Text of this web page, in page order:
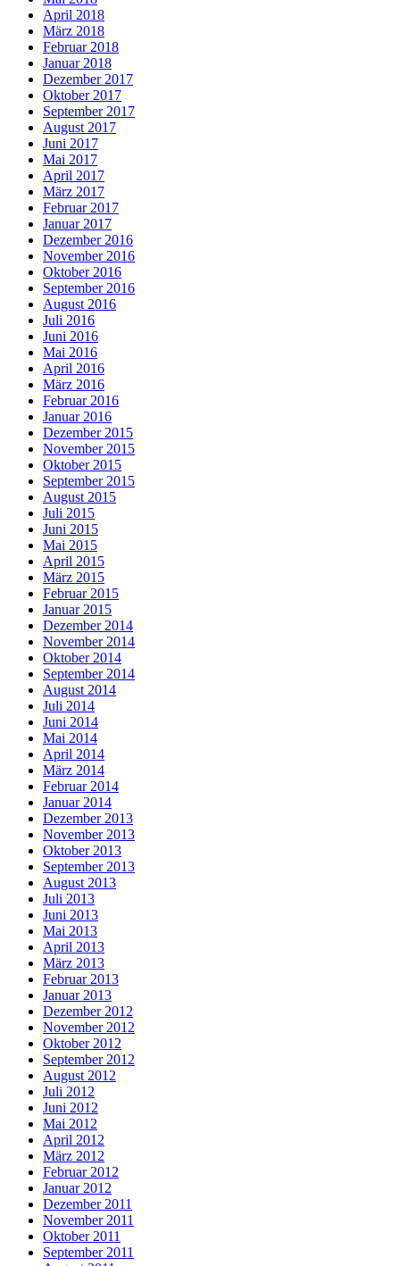
April 2018
März 2018
Februar 2018
Januar 2018
Dezember 2017
Oktober 2017
September 2017
August 2017
Juni 2017
Mai 2017
April 2017
März 2017
Februar 2017
Januar 2017
Dezember 2016
November 2016
Oktober 2016
September 2016
August 2016
Juli 2016
Juni 2016
Mai 2016
April 2016
März 2016
Februar 2016
Januar 2016
Dezember 2015
November 2015
Oktober 2015
September 2015
August 2015
Juli 2015
Juni 2015
Mai 2015
April 2015
März 2015
Februar 2015
Januar 2015
Dezember 2014
November 2014
Oktober 2014
September 2014
August 2014
Juli 2014
Juni 2014
Mai 2014
April 2014
März 2014
Februar 2014
Januar 2014
Dezember 2013
November 2013
Oktober 2013
September 2013
August 2013
Juli 2013
Juni 2013
Mai 2013
April 2013
März 2013
Februar 2013
Januar 2013
Dezember 2012
November 2012
Oktober 2012
September 2012
August 2012
Juli 2012
Juni 2012
Mai 2012
April 2012
März 2012
Februar 2012
Januar 2012
Dezember 2011
November 2011
Oktober 2011
September 2011